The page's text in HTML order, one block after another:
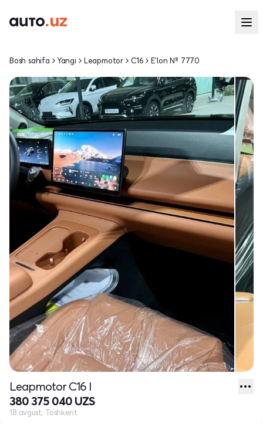
Bosh sahifa Yangi Leapmotor C16 E'lon № 7770
Leapmotor C16 I
380 375 040 UZS
18 avgust, Toshkent